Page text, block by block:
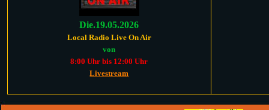
Die.19.05.2026
Local Radio Live On Air
von
8:00 Uhr bis 12:00 Uhr
Livestream